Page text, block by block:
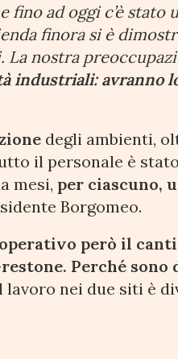
fino ad oggi c’è stato
finora si è
La nostra
industriali: avranno
degli ambienti,
il personale è
mesi, per ciascuno,
Borgomeo.
però il
Perché sono
lavoro nei due siti è